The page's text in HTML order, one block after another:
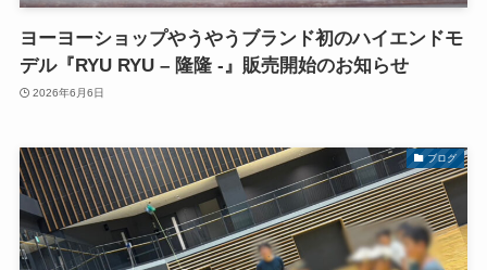
ヨーヨーショップやうやうブランド初のハイエンドモ
デル『RYU RYU – 隆隆 -』販売開始のお知らせ
2026年6月6日
ブログ